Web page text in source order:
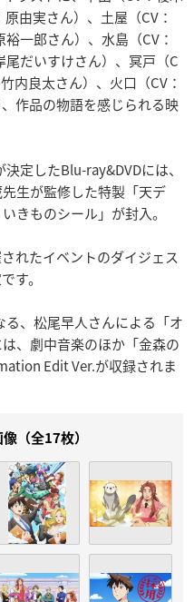
由実さん）、土屋（CV：
一郎さん）、水島（CV：
だいすけさん）、冥戸（C
内良太さん）、火口（CV：
作品の物語を感じられる映
定したBlu-ray&DVDには、
生が監修した特製「天デ
きものシール」が封入。
れたイベントのダイジェス
す。
、松尾早人さんによる「オ
、劇中音楽のほか「金森の
Edit Ver.が収録されま
（全17枚）